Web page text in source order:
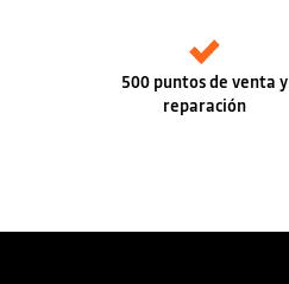
500 puntos de venta y
reparación